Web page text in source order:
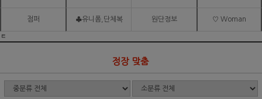
점퍼 ♣유니폼,단체복 원단정보 ♡ Woman
ㅌ
정장 맞춤